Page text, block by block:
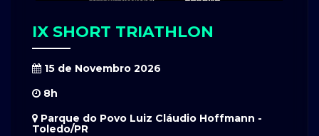
IX SHORT TRIATHLON
15 de Novembro 2026
8h
Parque do Povo Luiz Cláudio Hoffmann -
Toledo/PR